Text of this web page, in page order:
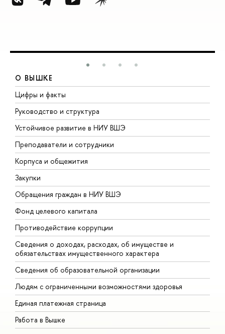
О ВЫШКЕ
Цифры и факты
Руководство и структура
Устойчивое развитие в НИУ ВШЭ
Преподаватели и сотрудники
Корпуса и общежития
Закупки
Обращения граждан в НИУ ВШЭ
Фонд целевого капитала
Противодействие коррупции
Сведения о доходах, расходах, об имуществе и
обязательствах имущественного характера
Сведения об образовательной организации
Людям с ограниченными возможностями здоровья
Единая платежная страница
Работа в Вышке